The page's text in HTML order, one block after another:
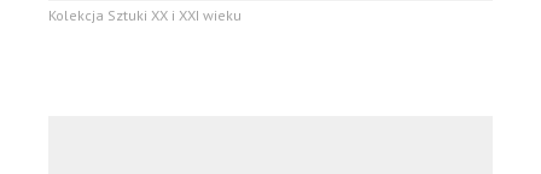
Kolekcja Sztuki XX i XXI wieku